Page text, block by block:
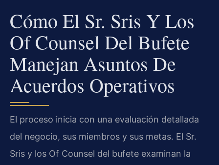
Cómo El Sr. Sris Y Los
Of Counsel Del Bufete
Manejan Asuntos De
Acuerdos Operativos
El proceso inicia con una evaluación detallada
del negocio, sus miembros y sus metas. El Sr.
Sris y los Of Counsel del bufete examinan la